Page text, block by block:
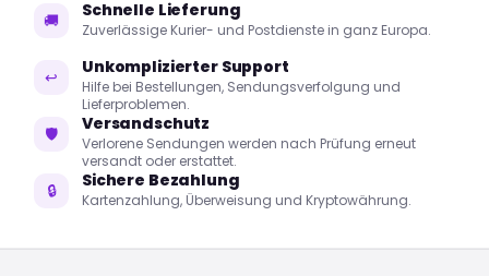
🚚 Schnelle Lieferung
Zuverlässige Kurier- und Postdienste in ganz Europa.
↩ Unkomplizierter Support
Hilfe bei Bestellungen, Sendungsverfolgung und
Lieferproblemen.
🛡 Versandschutz
Verlorene Sendungen werden nach Prüfung erneut
versandt oder erstattet.
🔒 Sichere Bezahlung
Kartenzahlung, Überweisung und Kryptowährung.